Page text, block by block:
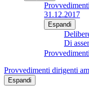
31.12.2017
Espandi
Di
Provvedimenti dirigenti
Espandi